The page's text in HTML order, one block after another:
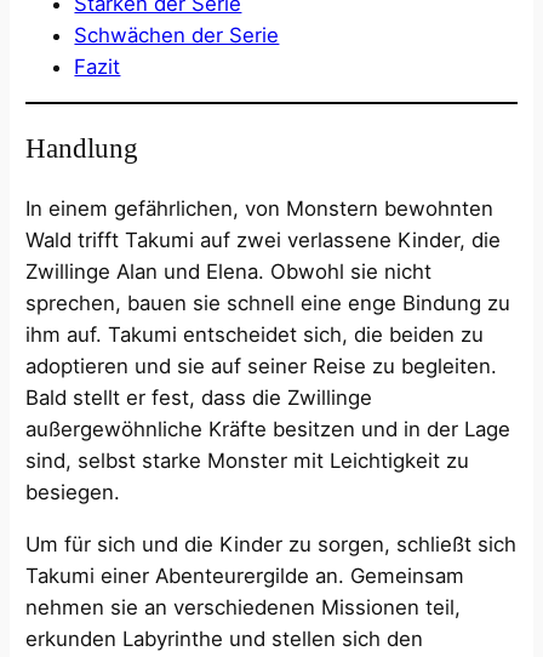
Schwächen der Serie
Fazit
Handlung
In einem gefährlichen, von Monstern bewohnten
Wald trifft Takumi auf zwei verlassene Kinder, die
Zwillinge Alan und Elena. Obwohl sie nicht
sprechen, bauen sie schnell eine enge Bindung zu
ihm auf. Takumi entscheidet sich, die beiden zu
adoptieren und sie auf seiner Reise zu begleiten.
Bald stellt er fest, dass die Zwillinge
außergewöhnliche Kräfte besitzen und in der Lage
sind, selbst starke Monster mit Leichtigkeit zu
besiegen. ​
Um für sich und die Kinder zu sorgen, schließt sich
Takumi einer Abenteurergilde an. Gemeinsam
nehmen sie an verschiedenen Missionen teil,
erkunden Labyrinthe und stellen sich den